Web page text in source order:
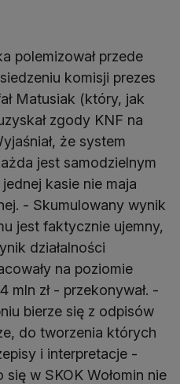
polemizował przede
komisji prezes
Matusiak (który, jak
zgody KNF na
że system
jest samodzielnym
kasie nie maja
- Skumulowany wynik
jest faktycznie ujemny,
działalności
na poziomie
mln zł - przekonywał. -
bierze się z odpisów
do tworzenia których
i interpretacje -
się w SKOK Wołomin nie